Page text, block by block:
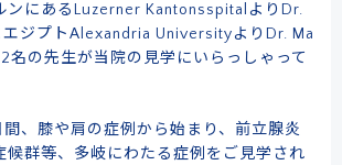
にあるLuzerner KantonsspitalよりDr.
ジプトAlexandria UniversityよりDr. Ma
名の先生が当院の見学にいらっしゃって
、膝や肩の症例から始まり、前立腺炎
候群等、多岐にわたる症例をご見学され